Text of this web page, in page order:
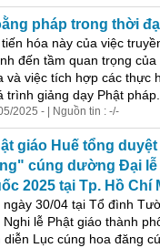
pháp trong thời
hóa này của việc
đến tầm quan trọng
và việc tích hợp các thực
trình giảng dạy Phật
2025 - | Nguồn tin : -/-
giáo Huế tổng
cúng dường Đại lễ
2025 tại Tp. Hồ Chí
ngày 30/04 tại Tổ đình
lễ Phật giáo thành
diễn Lục cúng hoa đăng